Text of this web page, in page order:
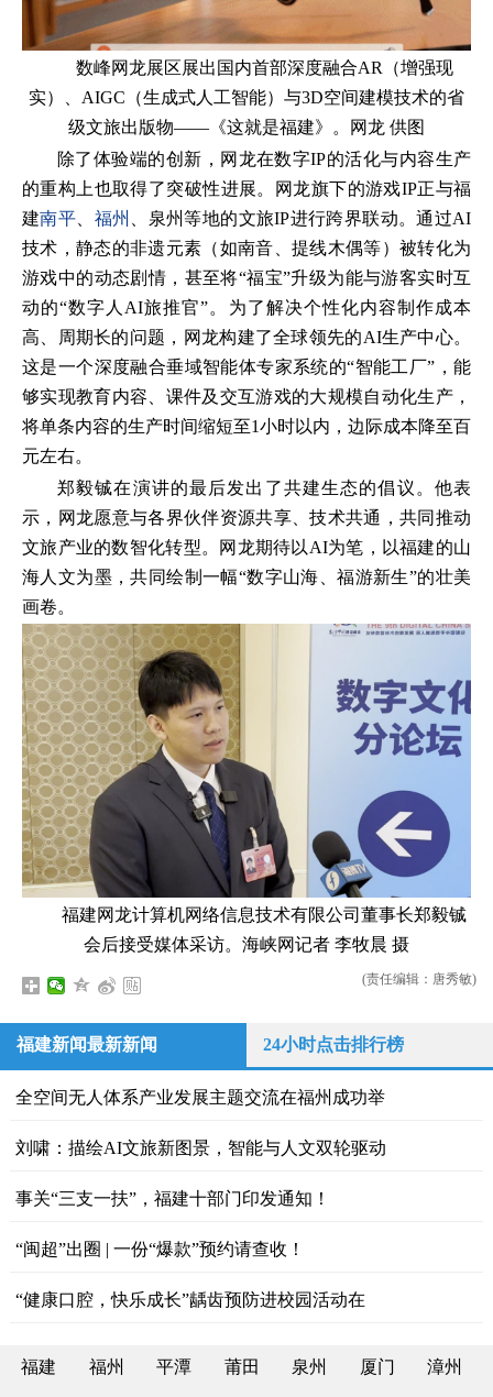
数峰网龙展区展出国内首部深度融合AR（增强现
实）、AIGC（生成式人工智能）与3D空间建模技术的省
级文旅出版物——《这就是福建》。网龙 供图
除了体验端的创新，网龙在数字IP的活化与内容生产
的重构上也取得了突破性进展。网龙旗下的游戏IP正与福
建南平 福州
、泉州等地的文旅IP进行跨界联动。通过AI
技术，静态的非遗元素（如南音、提线木偶等）被转化为
游戏中的动态剧情，甚至将“福宝”升级为能与游客实时互
动的“数字人AI旅推官”。为了解决个性化内容制作成本
高、周期长的问题，网龙构建了全球领先的AI生产中心。
这是一个深度融合垂域智能体专家系统的“智能工厂”，能
够实现教育内容、课件及交互游戏的大规模自动化生产，
将单条内容的生产时间缩短至1小时以内，边际成本降至百
元左右。
郑毅铖在演讲的最后发出了共建生态的倡议。他表
示，网龙愿意与各界伙伴资源共享、技术共通，共同推动
文旅产业的数智化转型。网龙期待以AI为笔，以福建的山
海人文为墨，共同绘制一幅“数字山海、福游新生”的壮美
画卷。
福建网龙计算机网络信息技术有限公司董事长郑毅铖
会后接受媒体采访。海峡网记者 李牧晨 摄
(责任编辑：唐秀敏)
福建新闻最新新闻 24小时点击排行榜
全空间无人体系产业发展主题交流在福州成功举
刘啸：描绘AI文旅新图景，智能与人文双轮驱动
事关“三支一扶”，福建十部门印发通知！
“闽超”出圈 | 一份“爆款”预约请查收！
“健康口腔，快乐成长”龋齿预防进校园活动在
福建 福州 平潭 莆田 泉州 厦门 漳州